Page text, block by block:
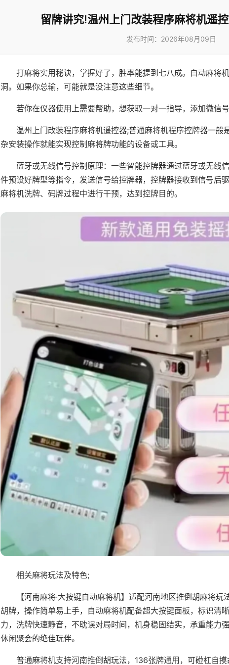
留牌讲究!温州上门改装程序麻将机遥
发布时间：2026年08月09日
打麻将实用秘诀，掌握好了，胜率能提到七八成。自动麻将
洞。如果你总输，可能就是没注意这些细节。
若你在仪器使用上需要帮助，想获取一对一指导，添加微信
温州上门改装程序麻将机遥控器;普通麻将机程序控牌器一般
杂安装操作就能实现控制麻将牌功能的设备或工具。
蓝牙或无线信号控制原理：一些智能控牌器通过蓝牙或无线
件预设好牌型等指令，发送信号给控牌器，控牌器接收到信号后
麻将机洗牌、码牌过程中进行干预，达到控牌目的。
相关麻将玩法及特色;
【河南麻将·大按键自动麻将机】适配河南地区推倒胡麻将
胡牌，操作简单易上手，自动麻将机配备超大按键面板，标识清
力，洗牌快速静音，不耽误对局时间，机身稳固结实，承重能力
休闲聚会的绝佳玩伴。
普通麻将机支持河南推倒胡玩法，136张牌通用，可碰杠自